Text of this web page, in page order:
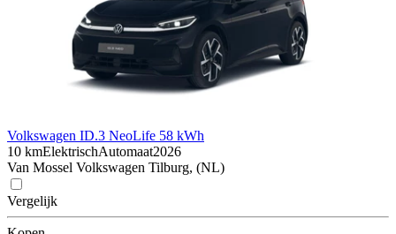
Volkswagen ID.3 NeoLife 58 kWh
10 kmElektrischAutomaat2026
Van Mossel Volkswagen Tilburg, (NL)
Vergelijk